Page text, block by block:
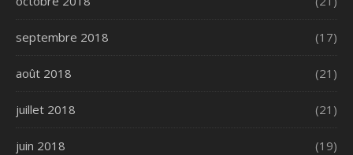
septembre 2018 (17)
août 2018 (21)
juillet 2018 (21)
juin 2018 (19)